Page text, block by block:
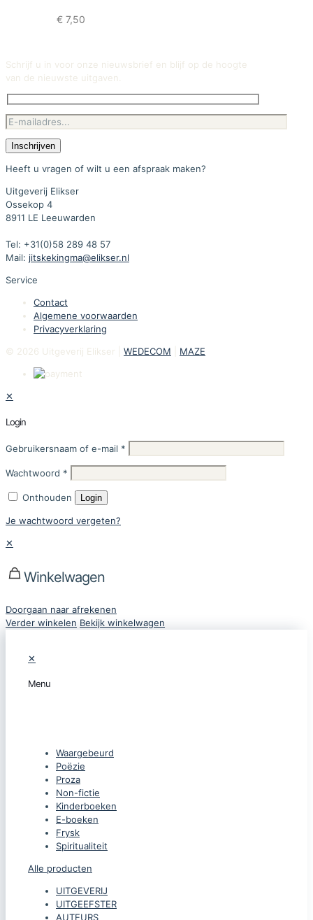
€ 7,50
Schrijf u in voor onze nieuwsbrief en blijf op de hoogte
van de nieuwste uitgaven.
Heeft u vragen of wilt u een afspraak maken?
Uitgeverij Elikser
Ossekop 4
8911 LE Leeuwarden
Tel: +31(0)58 289 48 57
Mail: jitskekingma@elikser.nl
Service
Contact
Algemene voorwaarden
Privacyverklaring
© 2026 Uitgeverij Elikser | WEDECOM MAZE
✕
Login
Gebruikersnaam of e-mail *
Wachtwoord *
Onthouden Login
Je wachtwoord vergeten?
✕
Winkelwagen
Doorgaan naar afrekenen
Verder winkelen Bekijk winkelwagen
✕
Menu
Waargebeurd
Poëzie
Proza
Non-fictie
Kinderboeken
E-boeken
Frysk
Spiritualiteit
Alle producten
UITGEVERIJ
UITGEEFSTER
AUTEURS